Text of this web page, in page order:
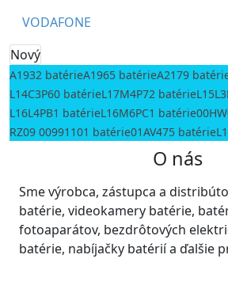
VODAFONE
Nový
A1932 batérieA1965 batérieA2179
L14C3P60 batérieL17M4P72 batérie
L16L4PB1 batérieL16M6PC1 batérie
RZ09 00991101 batérie01AV475 batérie
O nás
Sme výrobca, zástupca a
batérie, videokamery batérie,
fotoaparátov, bezdrôtových
batérie, nabíjačky batérií a ďalšie